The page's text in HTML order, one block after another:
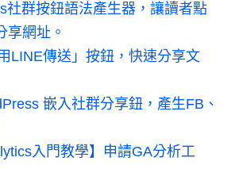
社群按鈕語法產生器，讓讀者點
享網址。
LINE傳送」按鈕，快速分享文
嵌入社群分享鈕，產生FB、
入門教學】申請GA分析工